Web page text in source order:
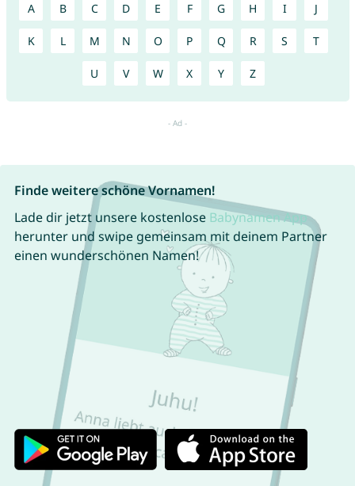
A B C D E F G H I J
K L M N O P Q R S T
U V W X Y Z
Finde weitere schöne Vornamen!
Lade dir jetzt unsere kostenlose Babynamen App
herunter und swipe gemeinsam mit deinem Partner
einen wunderschönen Namen!